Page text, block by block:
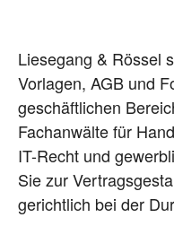
Liesegang & Rössel
Vorlagen, AGB und
geschäftlichen
Fachanwälte für
IT-Recht und
Sie zur
gerichtlich bei der